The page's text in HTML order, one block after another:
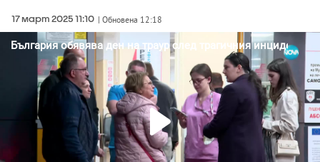
17 март 2025 11:10 | Обновена 12:18